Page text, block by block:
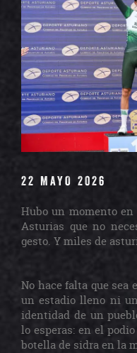
22 MAYO 2026
Hubo un momento
Asturias que no
gesto. Y miles de
No hace falta que sea
un estadio lleno ni
identidad de un
lo esperas: en el
botella de sidra en la